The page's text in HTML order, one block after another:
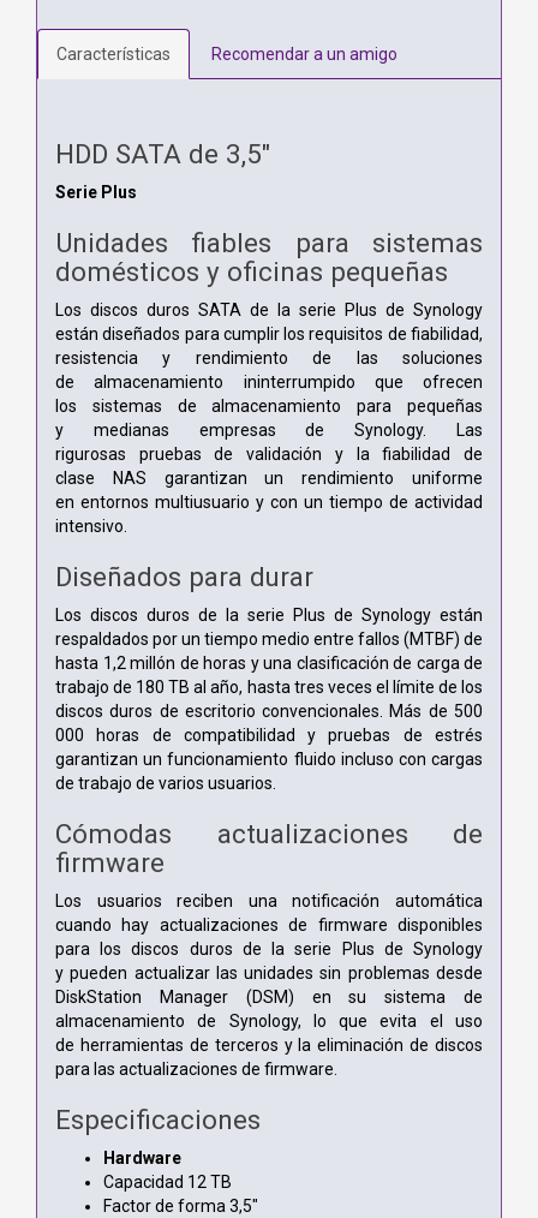
Características Recomendar a un amigo
HDD SATA de 3,5"
Serie Plus
Unidades fiables para sistemas
domésticos y oficinas pequeñas
Los discos duros SATA de la serie Plus de Synology
están diseñados para cumplir los requisitos de fiabilidad,
resistencia y rendimiento de las soluciones
de almacenamiento ininterrumpido que ofrecen
los sistemas de almacenamiento para pequeñas
y medianas empresas de Synology. Las
rigurosas pruebas de validación y la fiabilidad de
clase NAS garantizan un rendimiento uniforme
en entornos multiusuario y con un tiempo de actividad
intensivo.
Diseñados para durar
Los discos duros de la serie Plus de Synology están
respaldados por un tiempo medio entre fallos (MTBF) de
hasta 1,2 millón de horas y una clasificación de carga de
trabajo de 180 TB al año, hasta tres veces el límite de los
discos duros de escritorio convencionales. Más de 500
000 horas de compatibilidad y pruebas de estrés
garantizan un funcionamiento fluido incluso con cargas
de trabajo de varios usuarios.
Cómodas actualizaciones de
firmware
Los usuarios reciben una notificación automática
cuando hay actualizaciones de firmware disponibles
para los discos duros de la serie Plus de Synology
y pueden actualizar las unidades sin problemas desde
DiskStation Manager (DSM) en su sistema de
almacenamiento de Synology, lo que evita el uso
de herramientas de terceros y la eliminación de discos
para las actualizaciones de firmware.
Especificaciones
Hardware
Capacidad 12 TB
Factor de forma 3,5"